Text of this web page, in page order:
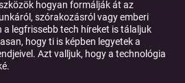
hogyan formálják át az
szórakozásról vagy emberi
legfrissebb tech híreket is tálaljuk
hogy ti is képben legyetek a
Azt valljuk, hogy a technológia